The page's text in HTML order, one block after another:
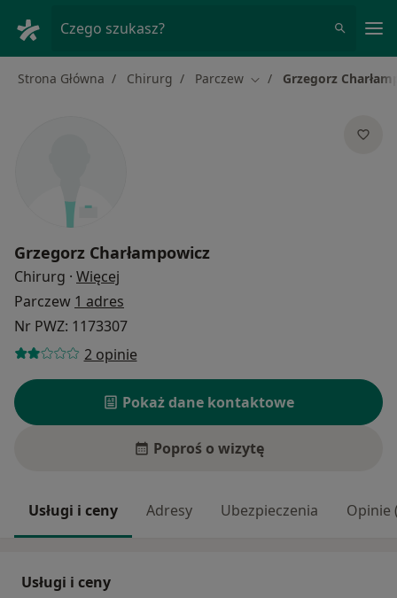
Czego szukasz?
Strona Główna Chirurg Parczew Zmień miasto
Grzegorz
Grzegorz Charłampowicz
Chirurg · Więcej
Parczew 1 adres
Nr PWZ: 1173307
2 opinie
Pokaż dane kontaktowe
Poproś o wizytę
Usługi i ceny Adresy Ubezpieczenia Opinie
Usługi i ceny